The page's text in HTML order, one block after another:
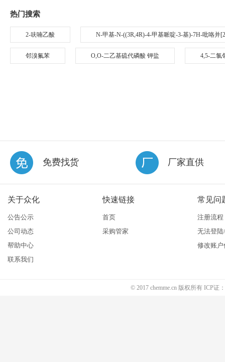
热门搜索
2-呋喃乙酸 N-甲基-N-((3R,4R)-4-甲基哌啶-3-基)-7H-吡咯并
邻溴氟苯 O,O-二乙基硫代磷酸 钾盐 4,5-二氯
免费找货 厂家直供
关于众化
公告公示
公司动态
帮助中心
联系我们
快速链接
首页
采购管家
常见问
注册流程
无法登
修改账户
© 2017 chemme.cn 版权所有 ICP证：